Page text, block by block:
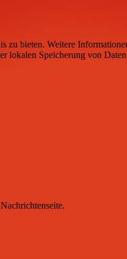
zu bieten. Weitere
lokalen Speicherung von